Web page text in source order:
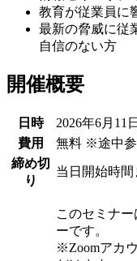
教育が従業員に
最新の脅威に従
自信のない方
開催概要
日時
2026年6月11
費用
無料 ※途中参
締め切
り
当日開始時間
このセミナ
ーです。
※Zoomアカ